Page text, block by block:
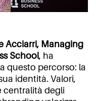
Acciarri, Managing
School, ha
questo percorso: la
identità. Valori,
centralità degli